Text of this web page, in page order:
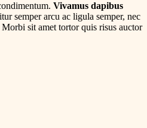
Vivamus dapibus
semper arcu ac ligula semper, nec
sit amet tortor quis risus auctor